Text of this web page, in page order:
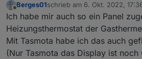
https://forum.iobroker.net/
mit-lovelace-ui
Wir sind umgezogen...
Offline
Berges01schrieb am 6. Okt. 2022,
zuletzt editiert von
Ich habe mir auch so ein Panel
Heizungsthermostat der
Mit Tasmota habe ich das auch
(Nur Tasmota das Display ist noch